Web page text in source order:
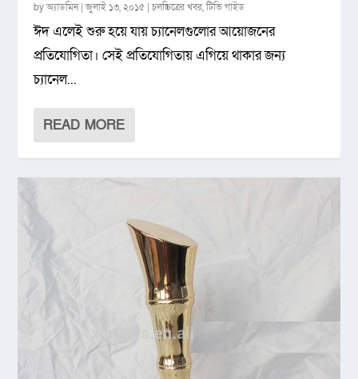
byঅ্যাডমিন|জুলাই ১৩, ২০১৫ |চলচ্চিত্রের খবর,টিভি গাইড
ঈদ এলেই শুরু হয়ে যায় চ্যানেলগুলোর আয়োজনের
প্রতিযোগিতা। সেই প্রতিযোগিতায় এগিয়ে থাকার জন্য
চ্যানেল...
READ MORE